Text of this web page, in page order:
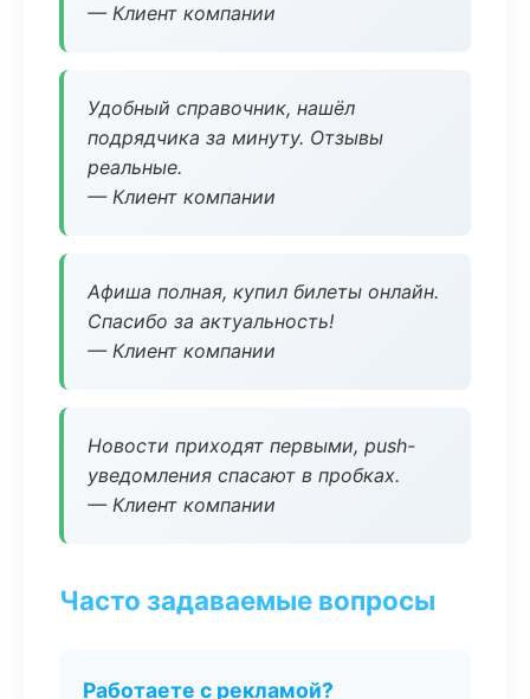
— Клиент компании
Удобный справочник, нашёл
подрядчика за минуту. Отзывы
реальные.
— Клиент компании
Афиша полная, купил билеты онлайн.
Спасибо за актуальность!
— Клиент компании
Новости приходят первыми, push-
уведомления спасают в пробках.
— Клиент компании
Часто задаваемые вопросы
Работаете с рекламой?